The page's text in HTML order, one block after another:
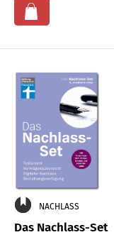
NACHLASS
Das Nachlass-Set